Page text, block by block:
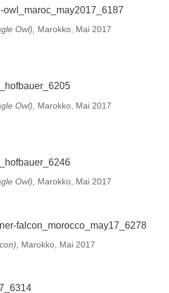
Owl), Marokko, Mai 2017
Owl), Marokko, Mai 2017
Owl), Marokko, Mai 2017
Marokko, Mai 2017